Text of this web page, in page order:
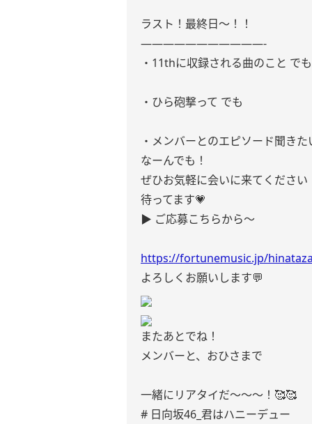
ラスト！最終日〜！！
———————————-
・11thに収録される曲のこと でも
・ひら砲撃って でも
・メンバーとのエピソード聞きた
なーんでも！
ぜひお気軽に会いに来てください
待ってます💗
▶︎ ご応募こちらから〜
https://fortunemusic.jp/
よろしくお願いします💬
またあとでね！
メンバーと、おひさまで
一緒にリアタイだ〜〜〜！🥰🥰
# 日向坂46_君はハニーデュー